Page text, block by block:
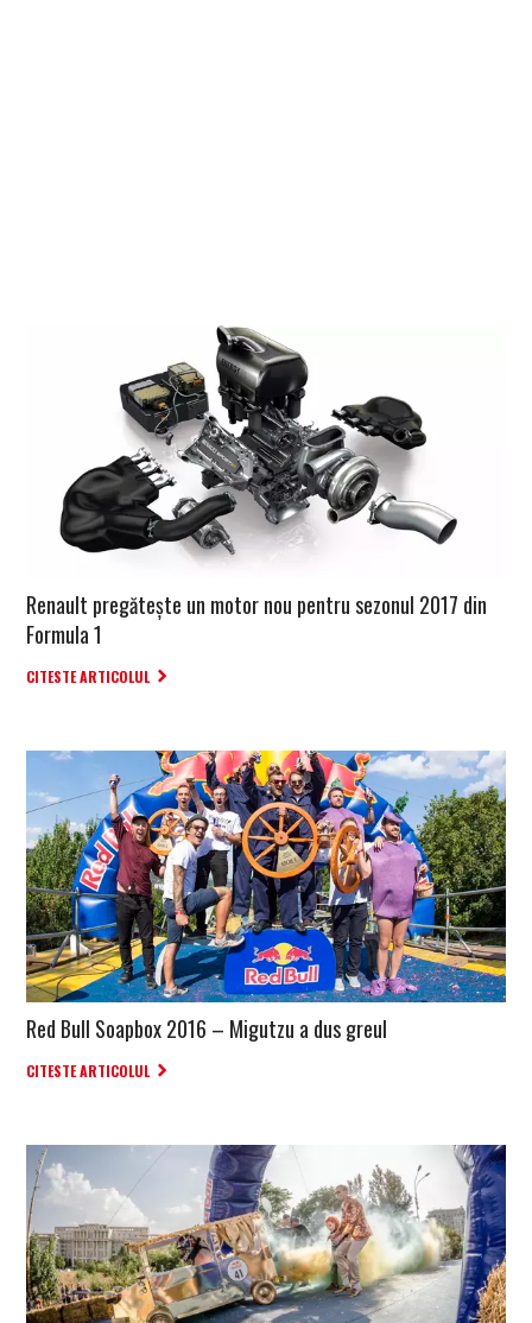
Renault pregătește un motor nou pentru sezonul 2017 din
Formula 1
CITESTE ARTICOLUL
Red Bull Soapbox 2016 – Migutzu a dus greul
CITESTE ARTICOLUL